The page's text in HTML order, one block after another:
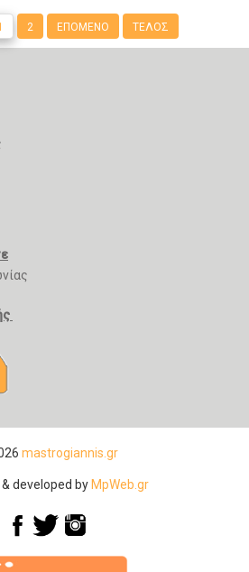
2 ΕΠΌΜΕΝΟ ΤΈΛΟΣ
mastrogiannis.gr
developed by MpWeb.gr